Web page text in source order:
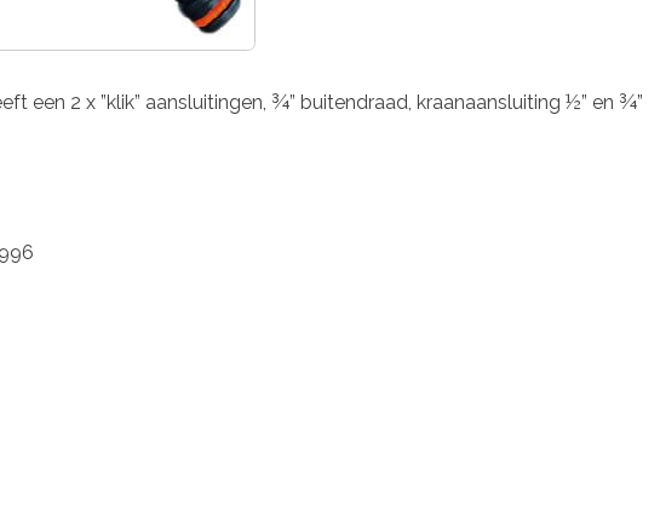
een 2 x ”klik” aansluitingen, ¾” buitendraad, kraanaansluiting ½” en ¾”